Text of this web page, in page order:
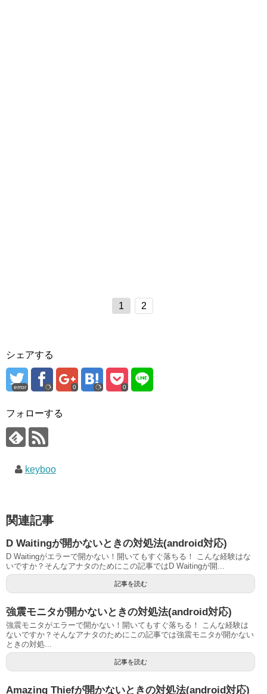
1 2
シェアする
error 0 0
フォローする
keyboo
関連記事
D Waitingが開かないときの対処法(android対応)
D Waitingがエラーで開かない！開いてもすぐ落ちる！ こんな経験はな
いですか？そんなアナタのためにこの記事ではD Waitingが開...
記事を読む
強震モニタが開かないときの対処法(android対応)
強震モニタがエラーで開かない！開いてもすぐ落ちる！ こんな経験は
ないですか？そんなアナタのためにこの記事では強震モニタが開かない
ときの対処...
記事を読む
Amazing Thiefが開かないときの対処法(android対応)